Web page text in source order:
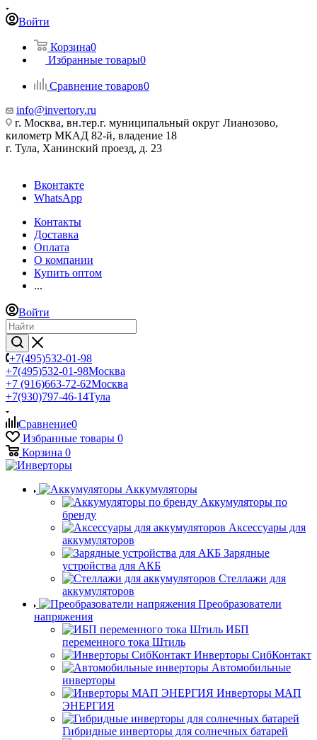
Войти
Корзина0
Избранные товары0
Сравнение товаров0
info@invertory.ru
г. Москва, вн.тер.г. муниципальный округ Лианозово,
километр МКАД 82-й, владение 18
г. Тула, Ханинский проезд, д. 23
Вконтакте
WhatsApp
Контакты
Доставка
Оплата
О компании
Купить оптом
...
Войти
+7(495)532-01-98
+7(495)532-01-98Москва
+7 (916)663-72-62Москва
+7(930)797-46-14Тула
Сравнение0
Избранные товары 0
Корзина 0
Аккумуляторы
Аккумуляторы по
бренду
Аксессуары для
аккумуляторов
Зарядные
устройства для АКБ
Стеллажи для
аккумуляторов
Преобразователи
напряжения
ИБП
переменного тока Штиль
Инверторы СибКонтакт
Автомобильные
инверторы
Инверторы МАП
ЭНЕРГИЯ
Гибридные инверторы для солнечных батарей